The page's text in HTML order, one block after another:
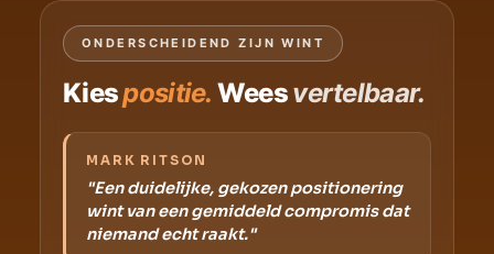
ONDERSCHEIDEND ZIJN WINT
Kiespositie. Weesvertelbaar.
MARK RITSON
"Een duidelijke, gekozen positionering
wint van een gemiddeld compromis dat
niemand echt raakt."